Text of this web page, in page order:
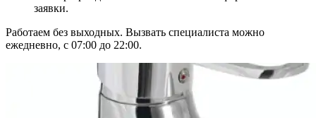
заявки.
Работаем без выходных. Вызвать специалиста можно
ежедневно, с 07:00 до 22:00.